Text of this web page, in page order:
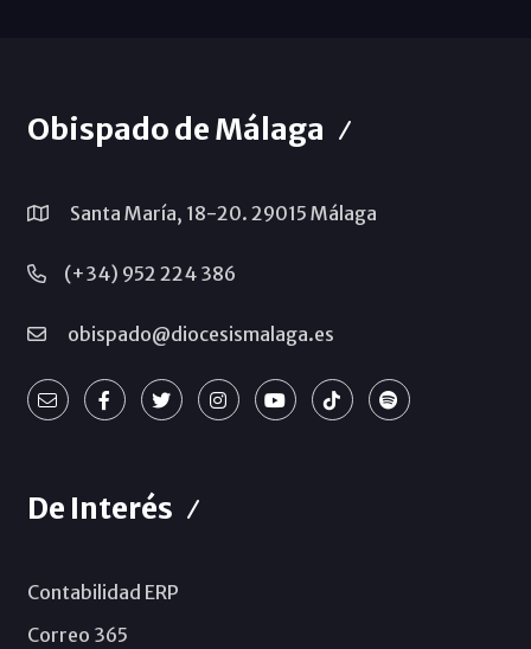
Obispado de Málaga
Santa María, 18-20. 29015 Málaga
(+34) 952 224 386
obispado@diocesismalaga.es
De Interés
Contabilidad ERP
Correo 365